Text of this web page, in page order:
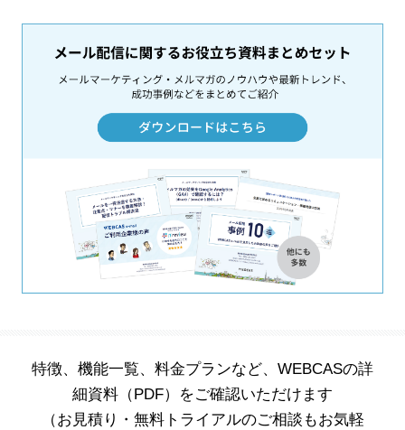
特徴、機能一覧、料金プランなど、WEBCASの詳
細資料（PDF）をご確認いただけます
（お見積り・無料トライアルのご相談もお気軽